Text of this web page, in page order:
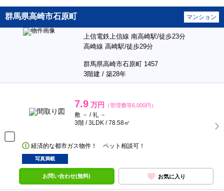
群馬県高崎市石原町 マンション
上信電鉄上信線 南高崎駅/徒歩23分
高崎線 高崎駅/徒歩29分
群馬県高崎市石原町 1457
3階建 / 築28年
7.9 万円 （管理費等6,000円）
敷 － / 礼 －
3階 / 3LDK / 78.58㎡
経済的な都市ガス物件！ ペット相談可！
写真満載
お問い合わせ(無料) お気に入り